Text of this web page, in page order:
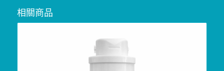
相關商品